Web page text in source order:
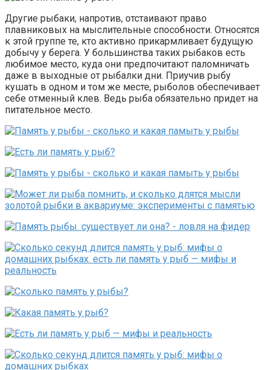
Другие рыбаки, напротив, отстаивают право
плавниковых на мыслительные способности. Относятся
к этой группе те, кто активно прикармливает будущую
добычу у берега. У большинства таких рыбаков есть
любимое место, куда они предпочитают паломничать
даже в выходные от рыбалки дни. Приучив рыбу
кушать в одном и том же месте, рыболов обеспечивает
себе отменный клев. Ведь рыба обязательно придет на
питательное место.